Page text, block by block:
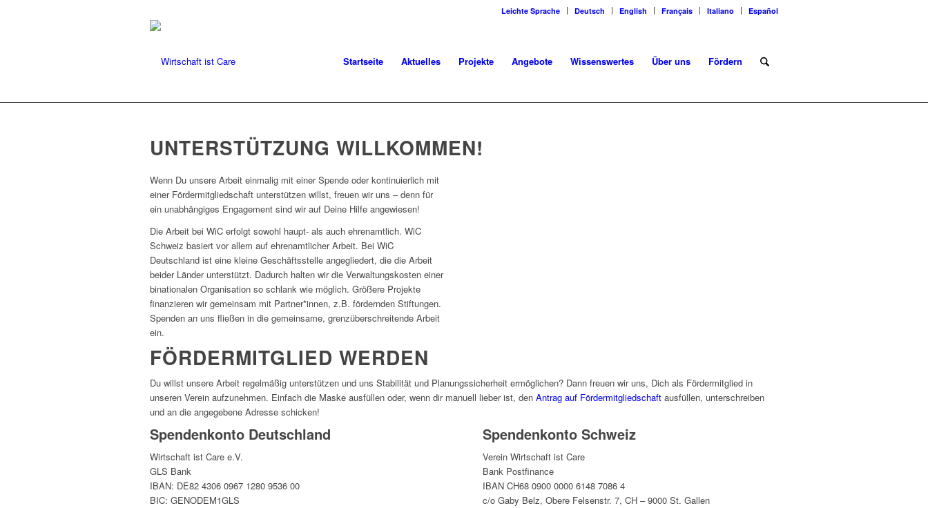
Leichte Sprache Deutsch English Français Italiano Español
Startseite Aktuelles Projekte Angebote Wissenswertes Über uns Fördern
UNTERSTÜTZUNG WILLKOMMEN!
Wenn Du unsere Arbeit einmalig mit einer Spende oder kontinuierlich mit
einer Fördermitgliedschaft unterstützen willst, freuen wir uns – denn für
ein unabhängiges Engagement sind wir auf Deine Hilfe angewiesen!
Die Arbeit bei WiC erfolgt sowohl haupt- als auch ehrenamtlich. WiC
Schweiz basiert vor allem auf ehrenamtlicher Arbeit. Bei WiC
Deutschland ist eine kleine Geschäftsstelle angegliedert, die die Arbeit
beider Länder unterstützt. Dadurch halten wir die Verwaltungskosten einer
binationalen Organisation so schlank wie möglich. Größere Projekte
finanzieren wir gemeinsam mit Partner*innen, z.B. fördernden Stiftungen.
Spenden an uns fließen in die gemeinsame, grenzüberschreitende Arbeit
ein.
FÖRDERMITGLIED WERDEN
Du willst unsere Arbeit regelmäßig unterstützen und uns Stabilität und Planungssicherheit ermöglichen? Dann freuen wir uns, Dich als Fördermitglied in
unseren Verein aufzunehmen. Einfach die Maske ausfüllen oder, wenn dir manuell lieber ist, den Antrag auf Fördermitgliedschaft ausfüllen, unterschreiben
und an die angegebene Adresse schicken!
Spendenkonto Deutschland
Wirtschaft ist Care e.V.
GLS Bank
IBAN: DE82 4306 0967 1280 9536 00
BIC: GENODEM1GLS
Spendenkonto Schweiz
Verein Wirtschaft ist Care
Bank Postfinance
IBAN CH68 0900 0000 6148 7086 4
c/o Gaby Belz, Obere Felsenstr. 7, CH – 9000 St. Gallen